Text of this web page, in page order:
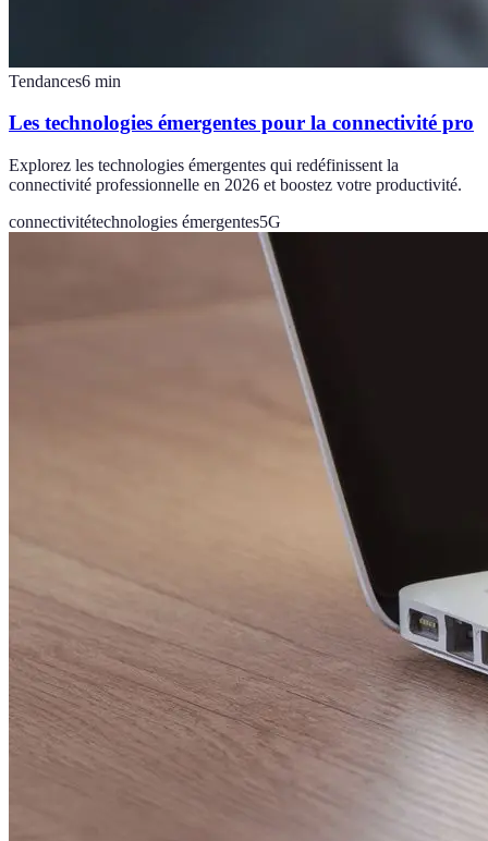
Tendances6 min
Les technologies émergentes pour la connectivité pro
Explorez les technologies émergentes qui redéfinissent la
connectivité professionnelle en 2026 et boostez votre productivité.
connectivitétechnologies émergentes5G